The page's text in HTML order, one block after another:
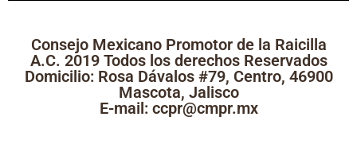
Consejo Mexicano Promotor de la Raicilla
A.C. 2019 Todos los derechos Reservados
Domicilio: Rosa Dávalos #79, Centro, 46900
Mascota, Jalisco
E-mail: ccpr@cmpr.mx